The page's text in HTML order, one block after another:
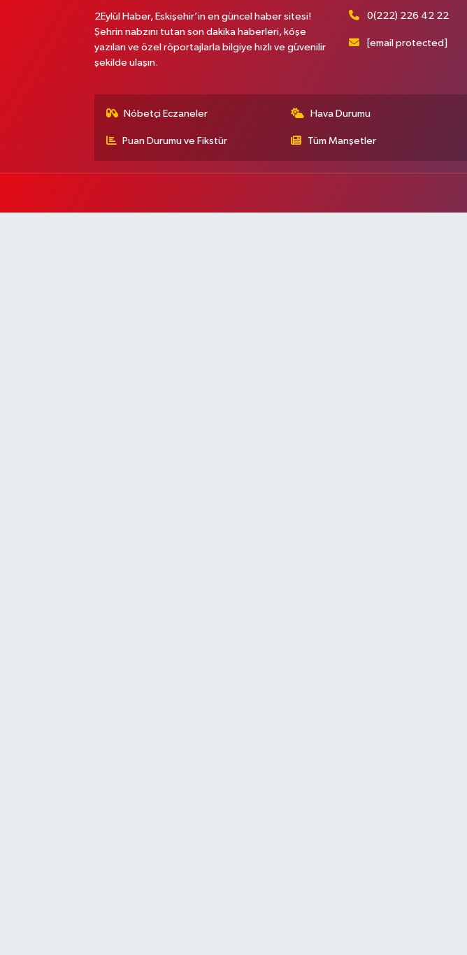
2Eylül Haber, Eskişehir’in en güncel haber sitesi!
Şehrin nabzını tutan son dakika haberleri, köşe
yazıları ve özel röportajlarla bilgiye hızlı ve güvenilir
şekilde ulaşın.
0(222) 226 42 22
[email protected]
Nöbetçi Eczaneler Hava Durumu
Puan Durumu ve Fikstür Tüm Manşetler